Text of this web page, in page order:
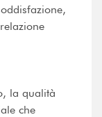
la qualità
che